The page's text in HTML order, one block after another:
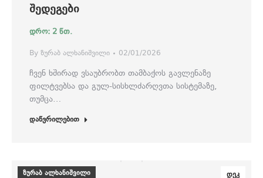
ᲨᲔᲓᲔᲒᲔᲑᲘ
By ზურაბ ალხანიშვილი 02/01/2026
ჩვენ ხშირად ვსაუბრობთ თამბაქოს გავლენაზე
ფილტვებსა და გულ-სისხლძარღვთა სისტემაზე,
თუმცა…
დაწვრილებით
დეკ
ზურაბ ალხანიშვილი